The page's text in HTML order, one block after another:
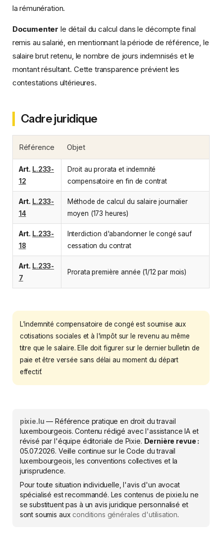
la rémunération.
Documenter le détail du calcul dans le décompte final
remis au salarié, en mentionnant la période de référence, le
salaire brut retenu, le nombre de jours indemnisés et le
montant résultant. Cette transparence prévient les
contestations ultérieures.
Cadre juridique
Référence Objet
Art. L.233-
12
Droit au prorata et indemnité
compensatoire en fin de contrat
Art. L.233-
14
Méthode de calcul du salaire journalier
moyen (173 heures)
Art. L.233-
18
Interdiction d'abandonner le congé sauf
cessation du contrat
Art. L.233-
7
Prorata première année (1/12 par mois)
L'indemnité compensatoire de congé est soumise aux
cotisations sociales et à l'impôt sur le revenu au même
titre que le salaire. Elle doit figurer sur le dernier bulletin de
paie et être versée sans délai au moment du départ
effectif.
pixie.lu — Référence pratique en droit du travail
luxembourgeois. Contenu rédigé avec l'assistance IA et
révisé par l'équipe éditoriale de Pixie. Dernière revue :
05.07.2026. Veille continue sur le Code du travail
luxembourgeois, les conventions collectives et la
jurisprudence.
Pour toute situation individuelle, l'avis d'un avocat
spécialisé est recommandé. Les contenus de pixie.lu ne
se substituent pas à un avis juridique personnalisé et
sont soumis auxconditions générales d'utilisation.